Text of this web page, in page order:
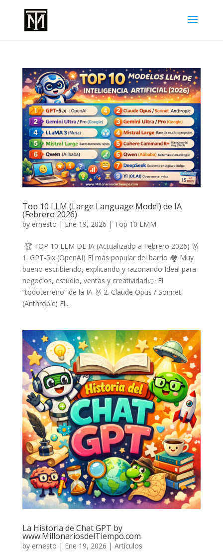
Top 10 LLM (Large Language Model) de IA
(Febrero 2026)
by ernesto | Ene 19, 2026 | Top 10 LMM
🏆 TOP 10 LLM DE IA (Actualizado a Febrero 2026) 🥇
1. GPT-5.x (OpenAI) El más popular del barrio 🏘️ Muy
bueno escribiendo, explicando y razonando Ideal para
negocios, estudio, ventas y creatividad👉 El
“todoterreno” de la IA 🥈 2. Claude Opus / Sonnet
(Anthropic) El...
La Historia de Chat GPT by
www.MillonariosdelTiempo.com
by ernesto | Ene 19, 2026 | Artículos